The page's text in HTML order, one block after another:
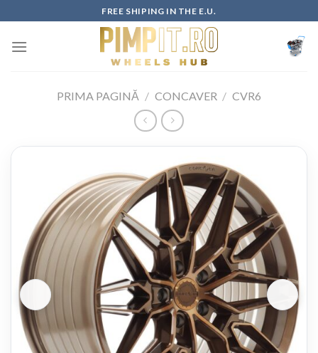
to
content
FREE SHIPING IN THE E.U.
PRIMA PAGINĂ / CONCAVER / CVR6